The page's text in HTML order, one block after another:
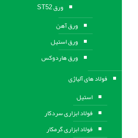
ورق ST52
ورق آهن
ورق استيل
ورق هاردوکس
فولاد های آلیاژی
استیل
فولاد ابزاری سردکار
فولاد ابزاری گرمکار